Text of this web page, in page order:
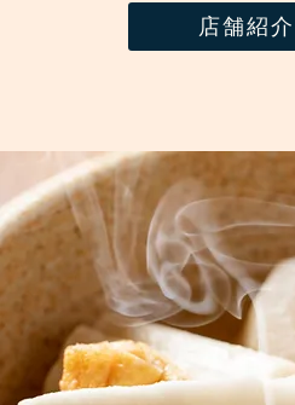
店舗紹介